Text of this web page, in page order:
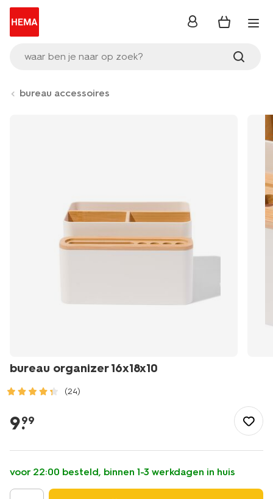
waar ben je naar op zoek?
inloggen
bureau accessoires
bureau organizer 16x18x10
(24)
kantoor/bureau-
accessoires/bureau-
16x18x10-
14870040.html
9.
99
voor 22:00 besteld, binnen 1-3 werkdagen in huis